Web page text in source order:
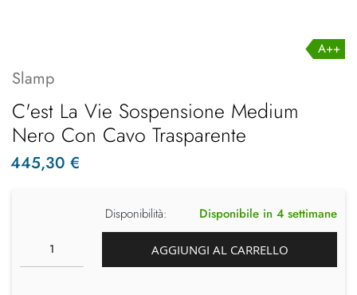
A++
Slamp
C'est La Vie Sospensione Medium
Nero Con Cavo Trasparente
445,30 €
Disponibilità: Disponibile in 4 settimane
AGGIUNGI AL CARRELLO